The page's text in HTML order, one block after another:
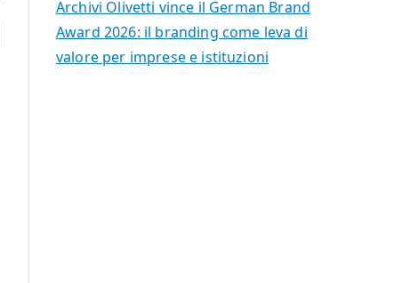
Archivi Olivetti vince il German Brand
Award 2026: il branding come leva di
valore per imprese e istituzioni